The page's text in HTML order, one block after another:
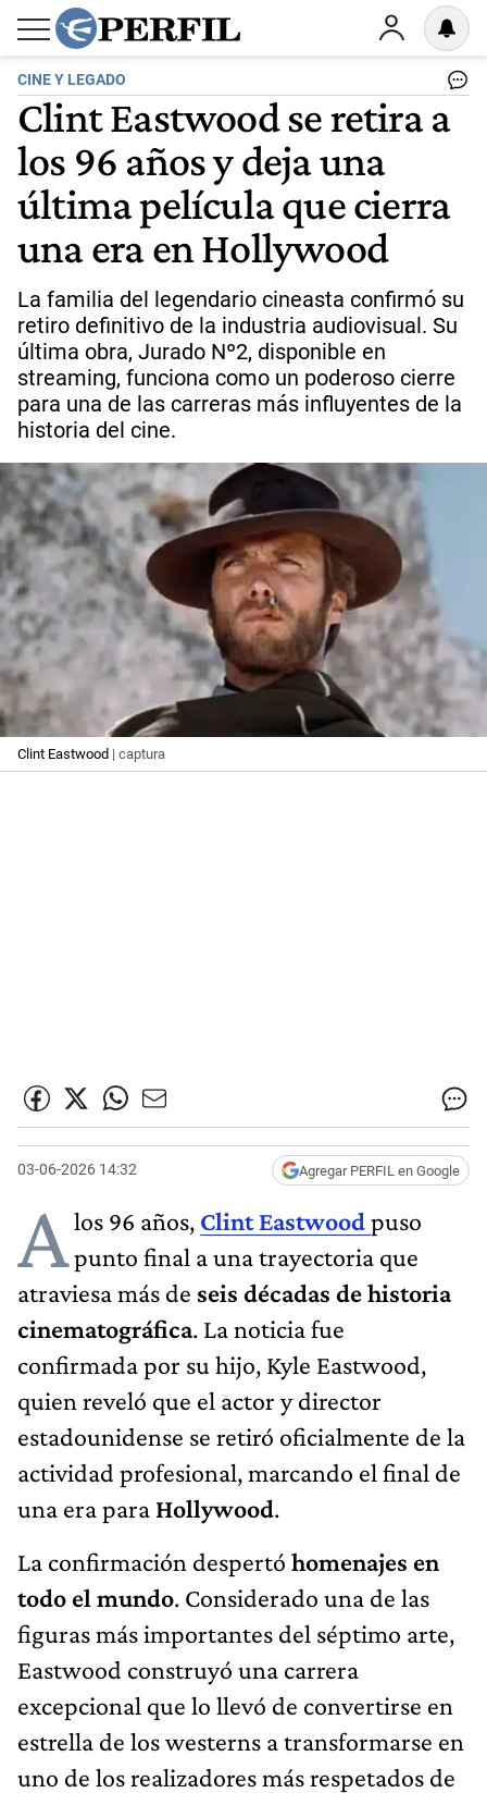
CINE Y LEGADO
Clint Eastwood se retira a
los 96 años y deja una
última película que cierra
una era en Hollywood
La familia del legendario cineasta confirmó su
retiro definitivo de la industria audiovisual. Su
última obra, Jurado Nº2, disponible en
streaming, funciona como un poderoso cierre
para una de las carreras más influyentes de la
historia del cine.
Clint Eastwood | captura
03-06-2026 14:32 Agregar PERFIL en Google
Alos 96 años, Clint Eastwoodpuso
punto final a una trayectoria que
atraviesa más de seis décadas de historia
cinematográfica. La noticia fue
confirmada por su hijo, Kyle Eastwood,
quien reveló que el actor y director
estadounidense se retiró oficialmente de la
actividad profesional, marcando el final de
una era para Hollywood.
La confirmación despertó homenajes en
todo el mundo. Considerado una de las
figuras más importantes del séptimo arte,
Eastwood construyó una carrera
excepcional que lo llevó de convertirse en
estrella de los westerns a transformarse en
uno de los realizadores más respetados de